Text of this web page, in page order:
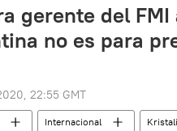
gerente del
no es para
22:55 GMT
Internacional